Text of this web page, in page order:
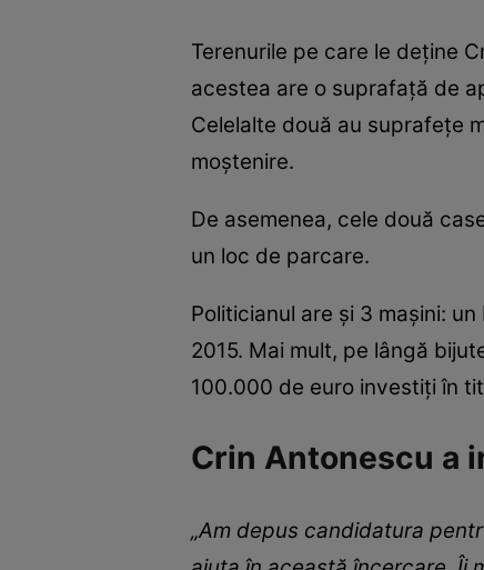
Terenurile pe care le deține
acestea are o suprafață de
Celelalte două au suprafețe
moștenire.
De asemenea, cele două
un loc de parcare.
Politicianul are și 3 mașini:
2015. Mai mult, pe lângă
100.000 de euro investiți în
Crin Antonescu a
„Am depus candidatura